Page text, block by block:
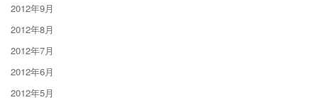
2012年9月
2012年8月
2012年7月
2012年6月
2012年5月